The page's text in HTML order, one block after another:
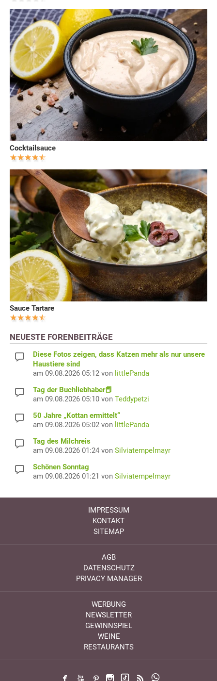
Cocktailsauce
Sauce Tartare
NEUESTE FORENBEITRÄGE
Diese Fotos zeigen, dass Katzen mehr als nur unsere
Haustiere sind
am 09.08.2026 05:12 von littlePanda
Tag der Buchliebhaber📕
am 09.08.2026 05:10 von Teddypetzi
50 Jahre „Kottan ermittelt“
am 09.08.2026 05:02 von littlePanda
Tag des Milchreis
am 09.08.2026 01:24 von Silviatempelmayr
Schönen Sonntag
am 09.08.2026 01:21 von Silviatempelmayr
IMPRESSUM
KONTAKT
SITEMAP
AGB
DATENSCHUTZ
PRIVACY MANAGER
WERBUNG
NEWSLETTER
GEWINNSPIEL
WEINE
RESTAURANTS